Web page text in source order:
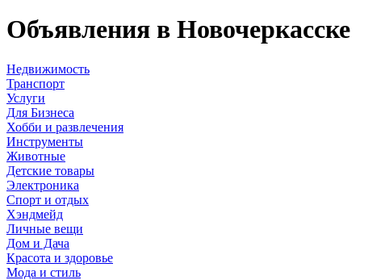
Объявления в Новочеркасске
Недвижимость
Транспорт
Услуги
Для Бизнеса
Хобби и развлечения
Инструменты
Животные
Детские товары
Электроника
Спорт и отдых
Хэндмейд
Личные вещи
Дом и Дача
Красота и здоровье
Мода и стиль